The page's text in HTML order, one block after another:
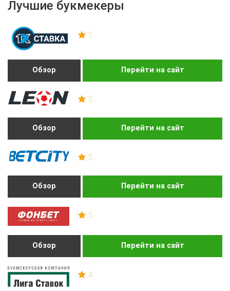
Лучшие букмекеры
5
Обзор Перейти на сайт
5
Обзор Перейти на сайт
5
Обзор Перейти на сайт
5
Обзор Перейти на сайт
4